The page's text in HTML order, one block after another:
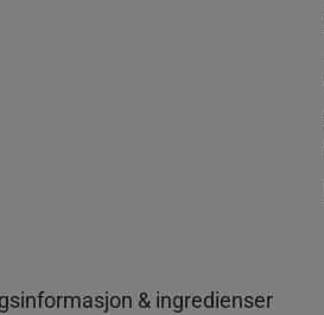
& ingredienser